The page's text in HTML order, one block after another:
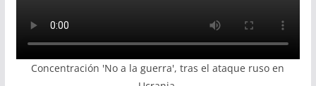
Concentración 'No a la guerra', tras el ataque ruso en